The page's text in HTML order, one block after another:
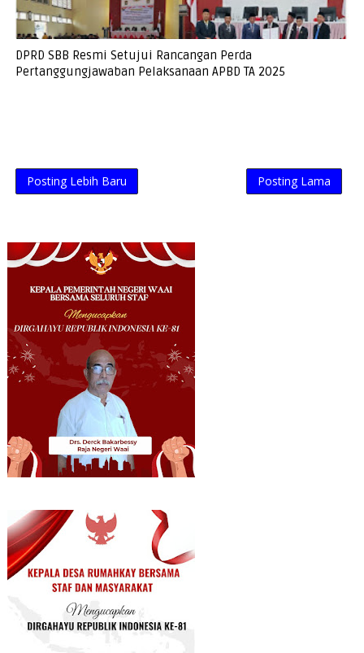
DPRD SBB Resmi Setujui Rancangan Perda
Pertanggungjawaban Pelaksanaan APBD TA 2025
Posting Lebih Baru Posting Lama